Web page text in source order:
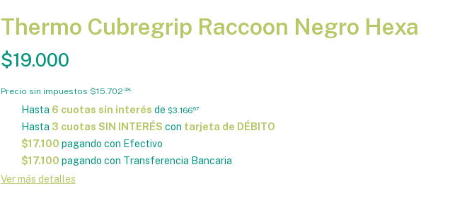
Thermo Cubregrip Raccoon Negro Hexa
$19.000
Precio sin impuestos $15.702 48
Hasta 6 cuotas sin interés de $3.16667
Hasta 3 cuotas SIN INTERÉS con tarjeta de DÉBITO
$17.100 pagando con Efectivo
$17.100 pagando con Transferencia Bancaria
Ver más detalles